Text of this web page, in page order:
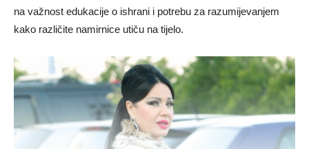
na važnost edukacije o ishrani i potrebu za razumijevanjem
kako različite namirnice utiču na tijelo.